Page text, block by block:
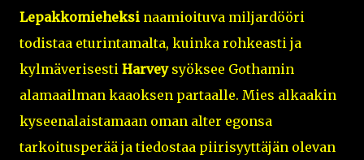
Lepakkomieheksi naamioituva miljardööri
todistaa eturintamalta, kuinka rohkeasti ja
kylmäverisesti Harveysyöksee Gothamin
alamaailman kaaoksen partaalle. Mies alkaakin
kyseenalaistamaan oman alter egonsa
tarkoitusperää ja tiedostaa piirisyyttäjän olevan